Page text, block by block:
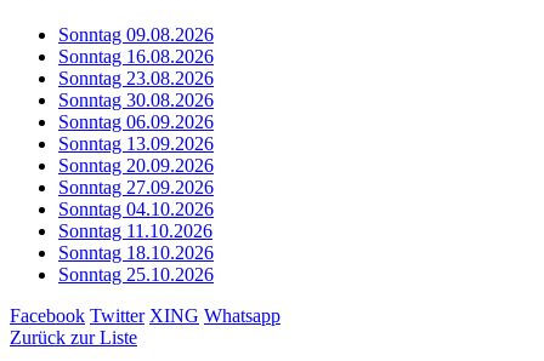
Sonntag 09.08.2026
Sonntag 16.08.2026
Sonntag 23.08.2026
Sonntag 30.08.2026
Sonntag 06.09.2026
Sonntag 13.09.2026
Sonntag 20.09.2026
Sonntag 27.09.2026
Sonntag 04.10.2026
Sonntag 11.10.2026
Sonntag 18.10.2026
Sonntag 25.10.2026
Facebook Twitter XING Whatsapp
Zurück zur Liste